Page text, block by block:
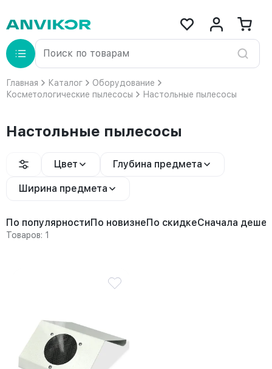
Главная Каталог
Оборудование
Косметологические пылесосы
Настольные пылесосы
Настольные пылесосы
Цвет Глубина предмета
Ширина предмета
По популярностиПо новизнеПо скидкеСначала
Товаров: 1